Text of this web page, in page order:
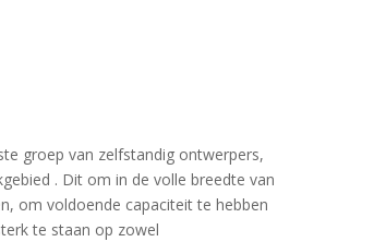
groep van zelfstandig ontwerpers,
. Dit om in de volle breedte van
om voldoende capaciteit te hebben
te staan op zowel